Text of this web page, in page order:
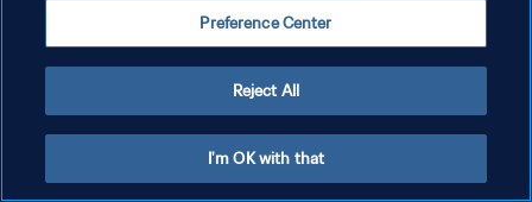
COOKIE-EINSTELLUNGEN VERWALTEN
Preference Center
Reject All
I'm OK with that